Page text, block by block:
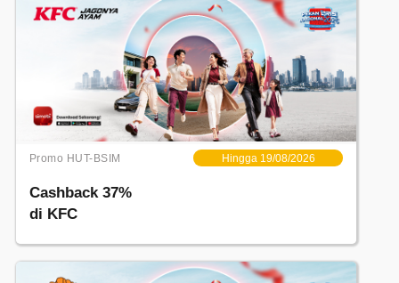
Promo HUT-BSIM Hingga 19/08/2026
Cashback 37%
di KFC